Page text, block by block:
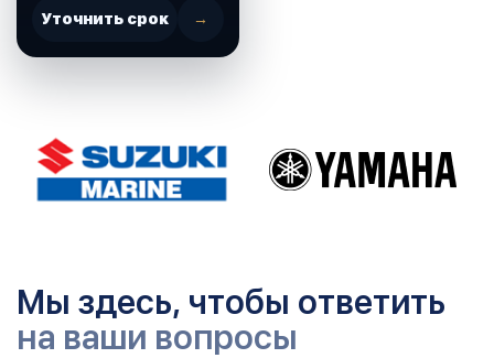
Уточнить срок →
Мы здесь, чтобы ответить
на ваши вопросы